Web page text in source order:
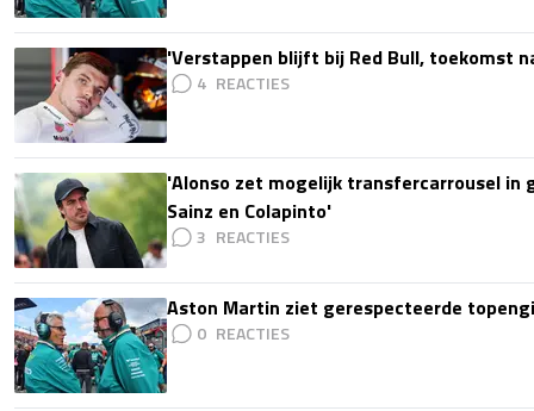
'Verstappen blijft bij Red Bull, toekomst
4
'Alonso zet mogelijk transfercarrousel in
Sainz en Colapinto'
3
Aston Martin ziet gerespecteerde
0